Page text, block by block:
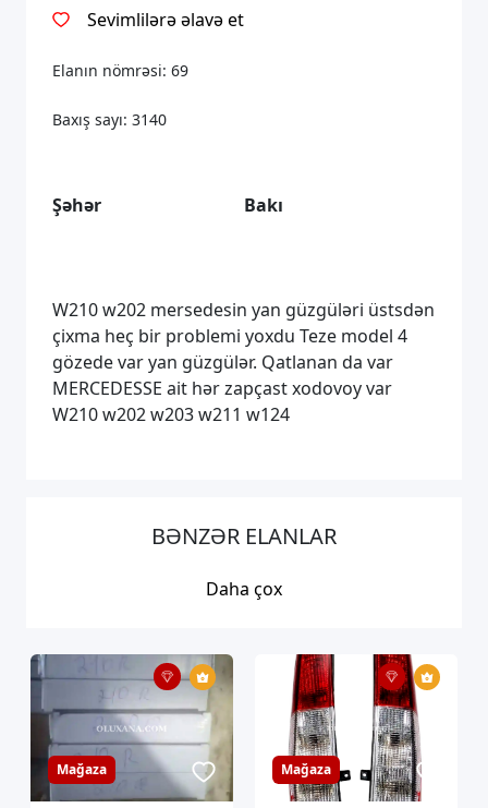
Sevimlilərə əlavə et
Elanın nömrəsi: 69
Baxış sayı: 3140
Şəhər Bakı
W210 w202 mersedesin yan güzgüləri üstsdən
çixma heç bir problemi yoxdu Teze model 4
gözede var yan güzgülər. Qatlanan da var
MERCEDESSE ait hər zapçast xodovoy var
W210 w202 w203 w211 w124
BƏNZƏR ELANLAR
Daha çox
Mağaza Mağaza